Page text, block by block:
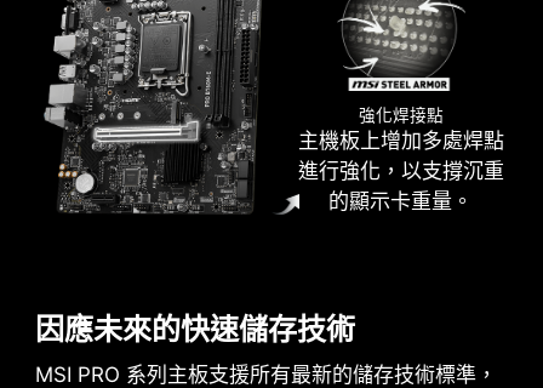
強化焊接點
主機板上增加多處焊點
進行強化，以支撐沉重
的顯示卡重量。
因應未來的快速儲存技術
MSI PRO 系列主板支援所有最新的儲存技術標準，
輕鬆制訂自己的燈效傑作。只需點擊幾下即可呈現
您所需要的任何顏色！
微星主機板提供AIDA64 Extreme 獨家版本60 天免
費試用。 AIDA64 Extreme 是一款電腦軟硬體偵測